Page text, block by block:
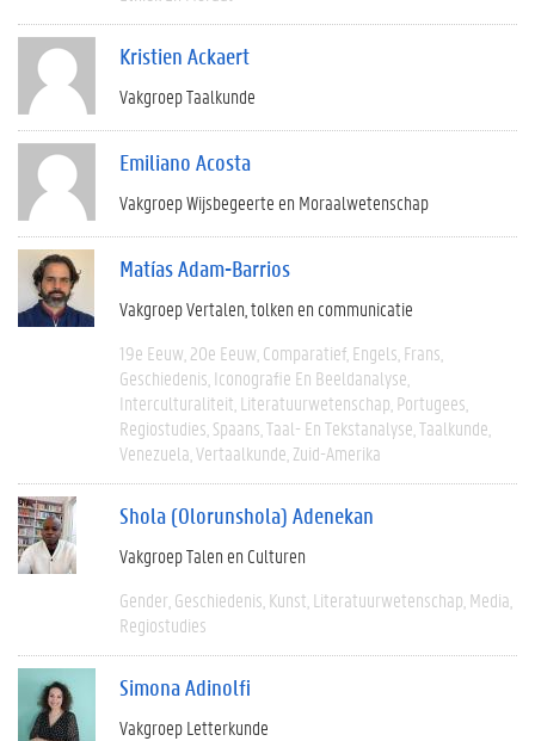
Kristien Ackaert
Vakgroep Taalkunde
Emiliano Acosta
Vakgroep Wijsbegeerte en Moraalwetenschap
Matías Adam-Barrios
Vakgroep Vertalen, tolken en communicatie
19e Eeuw 20e Eeuw Comparatief Engels Frans
Geschiedenis Iconografie En Beeldanalyse
Interculturaliteit Literatuurwetenschap Portugees
Regiostudies Spaans Taal- En Tekstanalyse Taalkunde
Venezuela Vertaalkunde Zuid-Amerika
Shola (Olorunshola) Adenekan
Vakgroep Talen en Culturen
Gender Geschiedenis Kunst Literatuurwetenschap Media
Regiostudies
Simona Adinolfi
Vakgroep Letterkunde